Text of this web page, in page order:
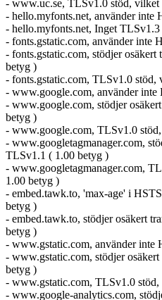
- www.uc.se, TLSv1.0 stöd, vilket
- hello.myfonts.net, använder inte
- hello.myfonts.net, Inget
- fonts.gstatic.com, använder inte
- fonts.gstatic.com, stödjer
betyg )
- fonts.gstatic.com, TLSv1.0 stöd,
- www.google.com, använder inte
- www.google.com, stödjer
betyg )
- www.google.com, TLSv1.0
- www.googletagmanager.com,
TLSv1.1 ( 1.00 betyg )
- www.googletagmanager.com,
1.00 betyg )
- embed.tawk.to, 'max-age' i
betyg )
- embed.tawk.to, stödjer osäkert
betyg )
- www.gstatic.com, använder inte
- www.gstatic.com, stödjer
betyg )
- www.gstatic.com, TLSv1.0
- www.google-analytics.com,